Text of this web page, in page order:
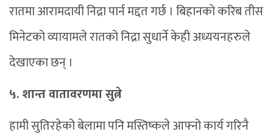
रातमा आरामदायी निद्रा पार्न मद्दत गर्छ । बिहानको करिब तीस
मिनेटको व्यायामले रातको निद्रा सुधार्ने केही अध्ययनहरुले
देखाएका छन् ।
५. शान्त वातावरणमा सुत्ने
हामी सुतिरहेको बेलामा पनि मस्तिष्कले आफ्नो कार्य गरिनै